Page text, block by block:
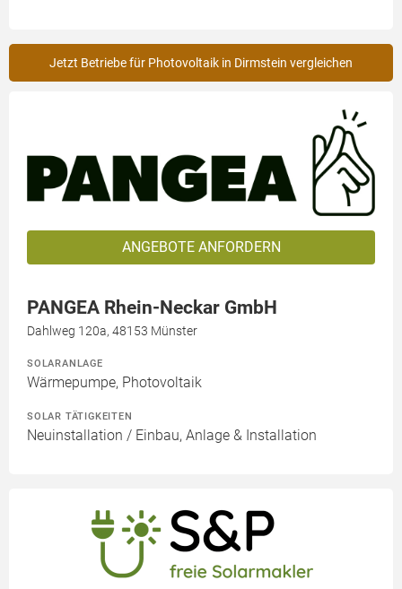
Jetzt Betriebe für Photovoltaik in Dirmstein vergleichen
ANGEBOTE ANFORDERN
PANGEA Rhein-Neckar GmbH
Dahlweg 120a, 48153 Münster
SOLARANLAGE
Wärmepumpe, Photovoltaik
SOLAR TÄTIGKEITEN
Neuinstallation / Einbau, Anlage & Installation